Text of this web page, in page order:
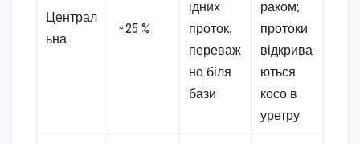
Централ
ьна
~25 %
ідних
проток,
переваж
но біля
бази
раком;
протоки
відкрива
ються
косо в
уретру